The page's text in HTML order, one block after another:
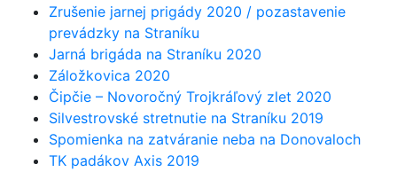
Zrušenie jarnej prigády 2020 / pozastavenie
prevádzky na Straníku
Jarná brigáda na Straníku 2020
Záložkovica 2020
Čipčie – Novoročný Trojkráľový zlet 2020
Silvestrovské stretnutie na Straníku 2019
Spomienka na zatváranie neba na Donovaloch
TK padákov Axis 2019